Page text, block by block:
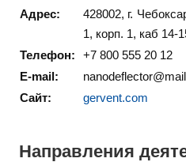
Адрес:
428002, г.
1, корп. 1, каб 14-
Телефон:
+7 800 555 20 12
E-mail:
Сайт:
gervent.com
Направления